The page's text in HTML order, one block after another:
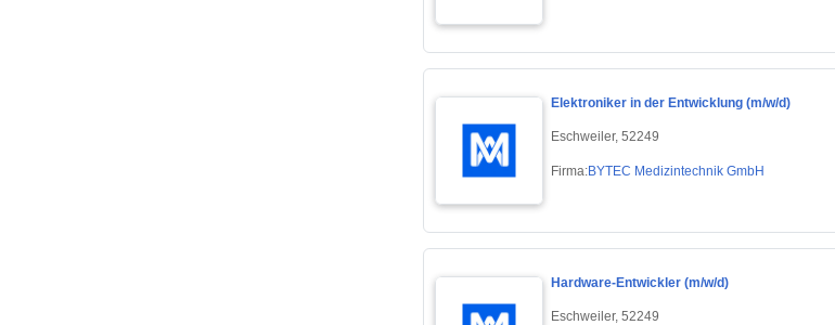
Elektroniker in der Entwicklung (m/w/d)
Eschweiler, 52249
Firma:BYTEC Medizintechnik GmbH
Hardware-Entwickler (m/w/d)
Eschweiler, 52249